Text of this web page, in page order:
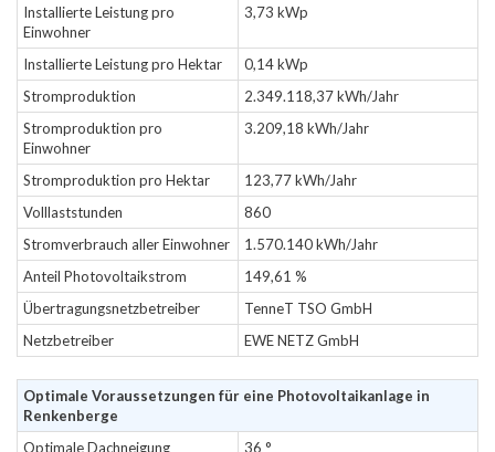
Installierte Leistung pro
Einwohner
3,73 kWp
Installierte Leistung pro Hektar
0,14 kWp
Stromproduktion
2.349.118,37 kWh/Jahr
Stromproduktion pro
Einwohner
3.209,18 kWh/Jahr
Stromproduktion pro Hektar
123,77 kWh/Jahr
Volllaststunden
860
Stromverbrauch aller Einwohner
1.570.140 kWh/Jahr
Anteil Photovoltaikstrom
149,61 %
Übertragungsnetzbetreiber
TenneT TSO GmbH
Netzbetreiber
EWE NETZ GmbH
Optimale Voraussetzungen für eine Photovoltaikanlage in
Renkenberge
Optimale Dachneigung
36 °